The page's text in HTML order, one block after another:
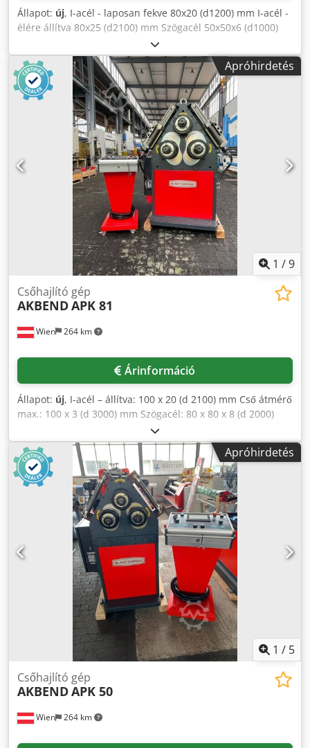
Állapot: új, I-acél - laposan fekve 80x20 (d1200) mm I-acél -
élére állítva 80x25 (d2100) mm Szögacél 50x50x6 (d1000)
mm Tömör anyag - átmérő 40 (d800) mm Négyzet anyag
60x60x3 (d4000) mm Téglalap anyag 80x30x3 (d6000) mm
Max. csőátmérő 70x2 (d1600) mm Befogás 60 mm Henger
átmérője 177 mm Hajlítási sebesség 6,4 m/perc Teljes
teljesítményigény 4 kW Gép tömege kb. 970 kg Gép méretei
1400x950x1450 mm Felszereltség: Crsdpfx Aeyv Nwqod Rof
- Acélvázas gép (ST-52) - Hidraulikus motorral és
hajtóművel hajtott - Tengelyek speciális acélból (42CrMo4),
edzett és köszörült kivitelben - Alapgörgő garnitúra - Alsó
görgők hidraulikával fel-le állíthatók - Digitális kijelző alsó
görgőkhöz - Különálló vezérlőpult - Egy irányban
manuálisan állítható oldalsó vezetőgörgők - Kézi kenés -
Vízszintes és függőleges munkavégzés - Kezelési utasítás
Apróhirdetés
1 /9
Wien 264 km
Csőhajlító gép
AKBENDAPK 81
Árinformáció
Állapot: új, I-acél – állítva: 100 x 20 (d 2100) mm Cső átmérő
max.: 100 x 3 (d 3000) mm Szögacél: 80 x 80 x 8 (d 2000)
mm Szögletes anyag: 50 x 25 x 2 (d 600) mm Tömör anyag –
átmérő: 60,0 (d 1000) mm I-acél – laposan: 120 x 30 (d 600)
max. 140 mm Szerszám befogás: 80,0 Fordulatszám: 4,2
ford/perc Tömeg: 1600 kg Méretek: 1240 x 1375 x 1540 mm
Felszereltség: - Hegesztett acélszerkezet (St-52) - A
hengereket 3 különálló hidromotor hajtja meg - Speciális
acél fogaskerekek - A tengelyek speciális acélból készülnek,
edzettek és csiszoltak - Kézi kenés - A vezetőhengerek
hidraulikusan állíthatók - Az alsó hengerek hidraulikusan
emelhetők és süllyeszthetők - Különálló és mozgatható
kezelőpanel - Vízszintes és függőleges munkavégzés Cjdpfx
Adoyv Nnis Rsrf - Gyártási minőség tanúsítva: CE, ISO 9001
- 2015, TSEK, TURQUM szerint
Apróhirdetés
1 / 5
Wien 264 km
Csőhajlító gép
AKBENDAPK 50